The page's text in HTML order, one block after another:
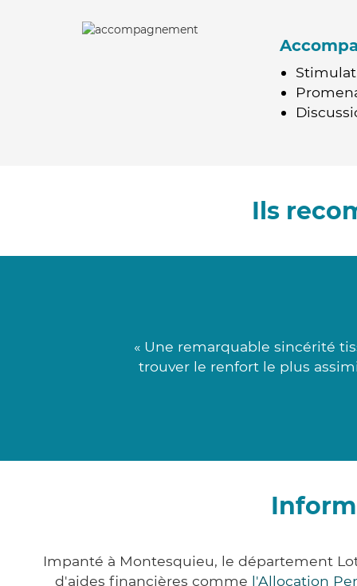
Ils
« Une remarquable sincérité
trouver le renfort le plus
Impanté à Montesquieu, le département
d'aides financières comme l'Allocation